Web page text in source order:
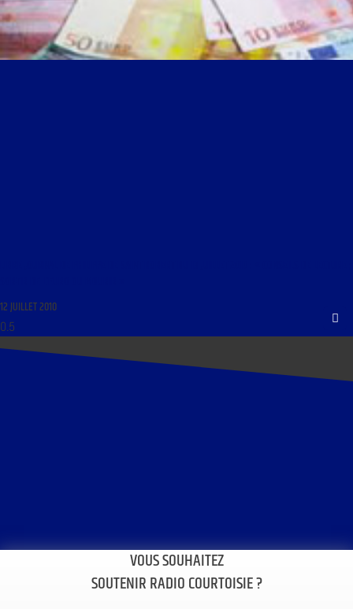
12 JUILLET 2010
VOUS SOUHAITEZ
SOUTENIR RADIO COURTOISIE ?